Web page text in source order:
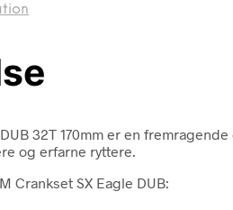
DUB 32T 170mm er en
og erfarne ryttere.
Crankset SX Eagle DUB: